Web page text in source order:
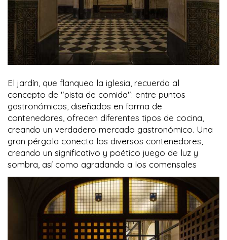
El jardín, que flanquea la iglesia, recuerda al
concepto de "pista de comida": entre puntos
gastronómicos, diseñados en forma de
contenedores, ofrecen diferentes tipos de cocina,
creando un verdadero mercado gastronómico. Una
gran pérgola conecta los diversos contenedores,
creando un significativo y poético juego de luz y
sombra, así como agradando a los comensales